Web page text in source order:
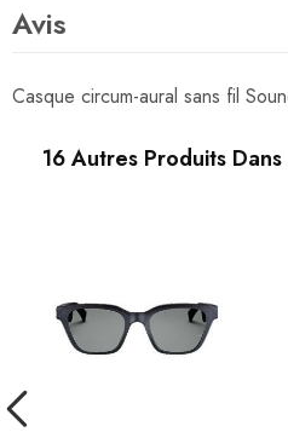
Avis
Casque circum-aural sans fil
16 Autres Produits